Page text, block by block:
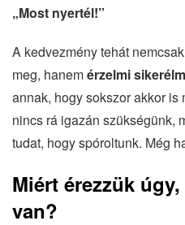
„Most nyertél!”
A kedvezmény tehát
meg, hanemérzelmi
annak, hogy sokszor akkor
nincs rá igazán szükségünk,
tudat, hogy spóroltunk. Még
Miért érezzük
van?